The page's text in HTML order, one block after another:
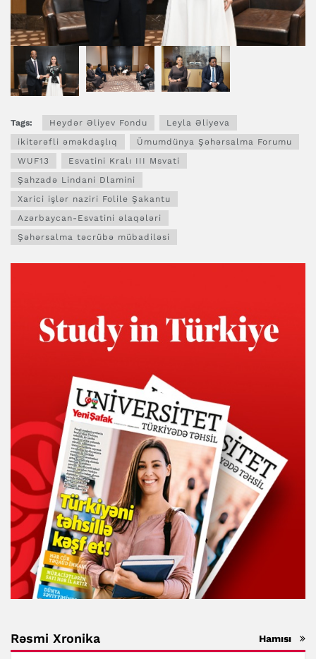
Tags: Heydər Əliyev Fondu
Leyla Əliyeva
ikitərəfli əməkdaşlıq
Ümumdünya Şəhərsalma Forumu
WUF13
Esvatini Kralı III Msvati
Şahzadə Lindani Dlamini
Xarici işlər naziri Folile Şakantu
Azərbaycan-Esvatini əlaqələri
Şəhərsalma təcrübə mübadiləsi
Rəsmi Xronika Hamısı